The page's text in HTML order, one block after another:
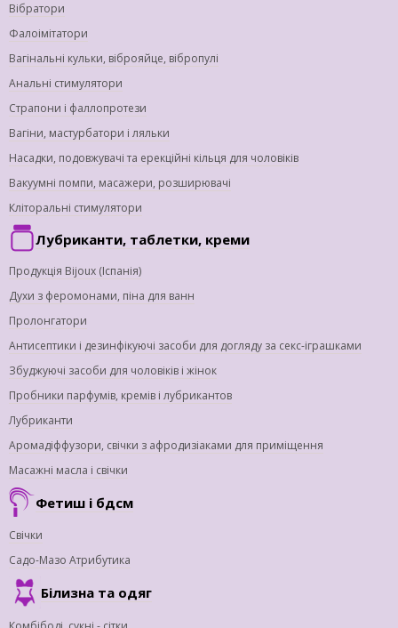
Вібратори
Фалоімітатори
Вагінальні кульки, віброяйце, вібропулі
Анальні стимулятори
Страпони і фаллопротези
Вагіни, мастурбатори і ляльки
Насадки, подовжувачі та ерекційні кільця для чоловіків
Вакуумні помпи, масажери, розширювачі
Кліторальні стимулятори
Лубриканти, таблетки, креми
Продукція Bijoux (Іспанія)
Духи з феромонами, піна для ванн
Пролонгатори
Антисептики і дезинфікуючі засоби для догляду за секс-іграшками
Збуджуючі засоби для чоловіків і жінок
Пробники парфумів, кремів і лубрикантов
Лубриканти
Аромадіффузори, свічки з афродизіаками для приміщення
Масажні масла і свічки
Фетиш і бдсм
Свічки
Садо-Мазо Атрибутика
Білизна та одяг